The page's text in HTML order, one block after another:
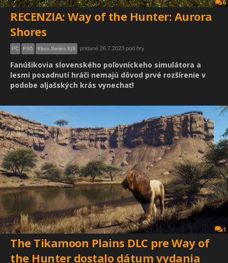
6
RECENZIA: Way of the Hunter: Aurora
Shores
PC PS5 Xbox Series X|S pridané 26.7.2023 pod hry
Fanúšikovia slovenského poľovníckeho simulátora a
lesmi posadnutí hráči nemajú dôvod prvé rozšírenie v
podobe aljašských krás vynechať!
1
The Tikamoon Plains DLC pre Way of
the Hunter dostalo dátum vydania